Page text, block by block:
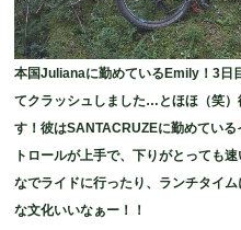
本国Julianaに勤めているEmily！3日
てクラッシュしました…とほほ（笑
す！彼はSANTACRUZEに勤めてい
トロールが上手で、下りがとっても
なでライドに行ったり、ランチタイ
な文化いいなぁー！！